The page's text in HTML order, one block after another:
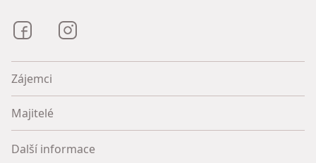
Bezrealitky na Facebooku
Zájemci
Majitelé
Další informace